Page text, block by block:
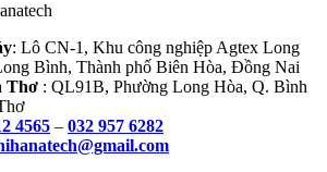
: Lô CN-1, Khu công nghiệp Agtex Long
Bình, Thành phố Biên Hòa, Đồng Nai
Thơ : QL91B, Phường Long Hòa, Q. Bình
4565 – 032 957 6282